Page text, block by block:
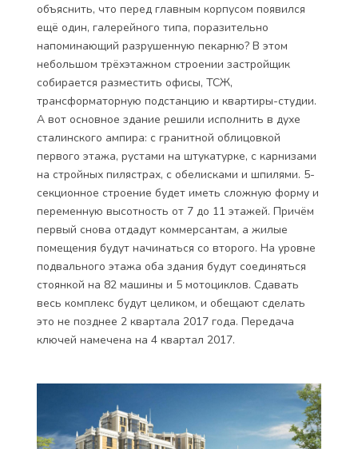
объяснить, что перед главным корпусом появился
ещё один, галерейного типа, поразительно
напоминающий разрушенную пекарню? В этом
небольшом трёхэтажном строении застройщик
собирается разместить офисы, ТСЖ,
трансформаторную подстанцию и квартиры-студии.
А вот основное здание решили исполнить в духе
сталинского ампира: с гранитной облицовкой
первого этажа, рустами на штукатурке, с карнизами
на стройных пилястрах, с обелисками и шпилями. 5-
секционное строение будет иметь сложную форму и
переменную высотность от 7 до 11 этажей. Причём
первый снова отдадут коммерсантам, а жилые
помещения будут начинаться со второго. На уровне
подвального этажа оба здания будут соединяться
стоянкой на 82 машины и 5 мотоциклов. Сдавать
весь комплекс будут целиком, и обещают сделать
это не позднее 2 квартала 2017 года. Передача
ключей намечена на 4 квартал 2017.